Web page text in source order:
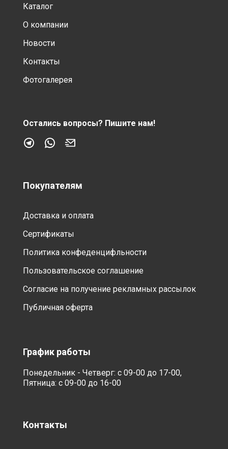
Каталог
О компании
Новости
Контакты
Фотогалерея
Остались вопросы? Пишите нам!
Покупателям
Доставка и оплата
Сертификаты
Политика конфеденцифльности
Пользовательское соглашение
Согласие на получение рекламных рассылок
Публичная оферта
График работы
Понедельник - Четверг: с 09-00 до 17-00,
Пятница: с 09-00 до 16-00
Контакты